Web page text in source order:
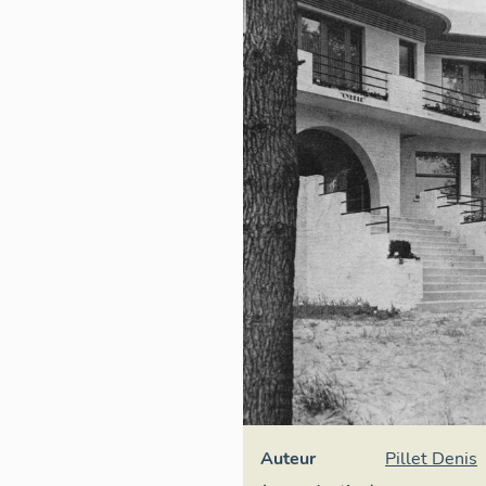
Auteur
Pillet Denis